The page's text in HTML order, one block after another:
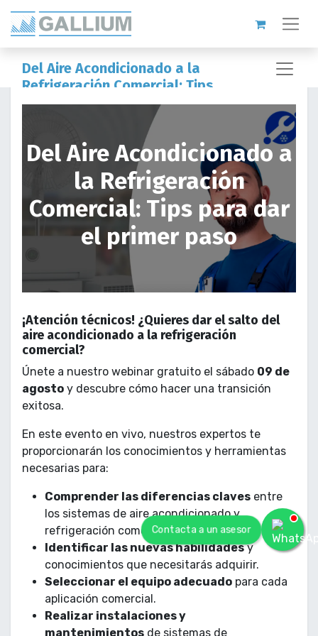
Del Aire Acondicionado a la
Refrigeración Comercial: Tips
para dar el primer paso
Del Aire Acondicionado a
la Refrigeración
Comercial: Tips para dar
el primer paso
¡Atención técnicos! ¿Quieres dar el salto del
aire acondicionado a la refrigeración
comercial?
Únete a nuestro webinar gratuito el sábado 09 de
agosto y descubre cómo hacer una transición
exitosa.
En este evento en vivo, nuestros expertos te
proporcionarán los conocimientos y herramientas
necesarias para:
Comprender las diferencias claves entre
los sistemas de aire acondicionado y
refrigeración comercial.
Identificar las nuevas habilidadesy
conocimientos que necesitarás adquirir.
Seleccionar el equipo adecuado para cada
aplicación comercial.
Realizar instalaciones y
mantenimientos de sistemas de
Contacta a un asesor